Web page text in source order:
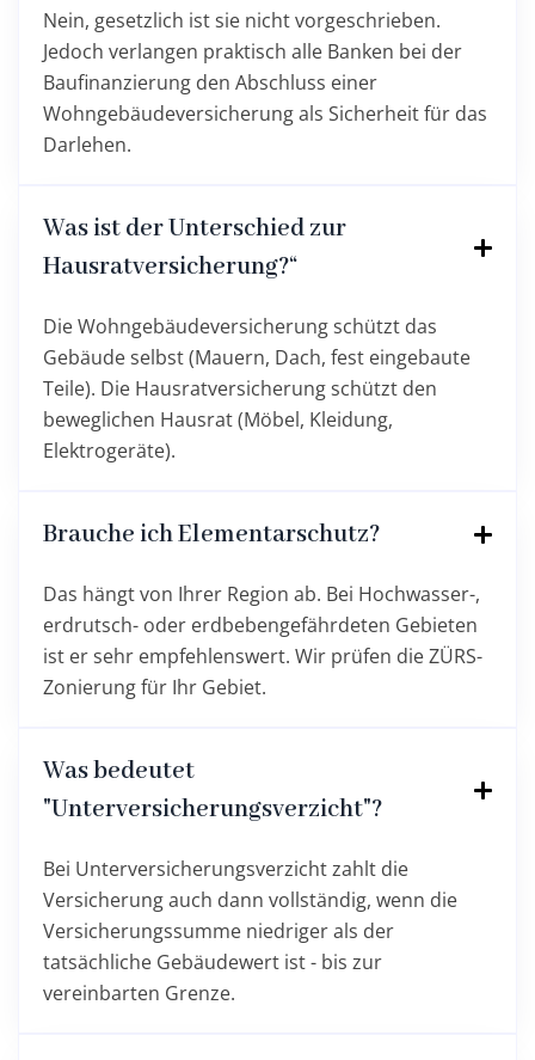
Nein, gesetzlich ist sie nicht vorgeschrieben.
Jedoch verlangen praktisch alle Banken bei der
Baufinanzierung den Abschluss einer
Wohngebäudeversicherung als Sicherheit für das
Darlehen.
Was ist der Unterschied zur
Hausratversicherung?“
Die Wohngebäudeversicherung schützt das
Gebäude selbst (Mauern, Dach, fest eingebaute
Teile). Die Hausratversicherung schützt den
beweglichen Hausrat (Möbel, Kleidung,
Elektrogeräte).
Brauche ich Elementarschutz?
Das hängt von Ihrer Region ab. Bei Hochwasser-,
erdrutsch- oder erdbebengefährdeten Gebieten
ist er sehr empfehlenswert. Wir prüfen die ZÜRS-
Zonierung für Ihr Gebiet.
Was bedeutet
"Unterversicherungsverzicht"?
Bei Unterversicherungsverzicht zahlt die
Versicherung auch dann vollständig, wenn die
Versicherungssumme niedriger als der
tatsächliche Gebäudewert ist - bis zur
vereinbarten Grenze.